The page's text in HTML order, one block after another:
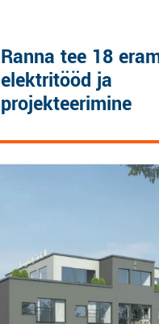
Ranna tee 18
elektritööd ja
projekteerimine